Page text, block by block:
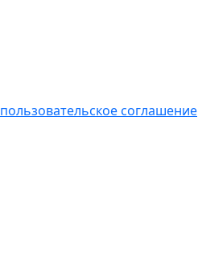
пользовательское соглашение